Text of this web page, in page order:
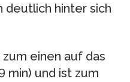
deutlich hinter sich
einen auf das
min) und ist zum